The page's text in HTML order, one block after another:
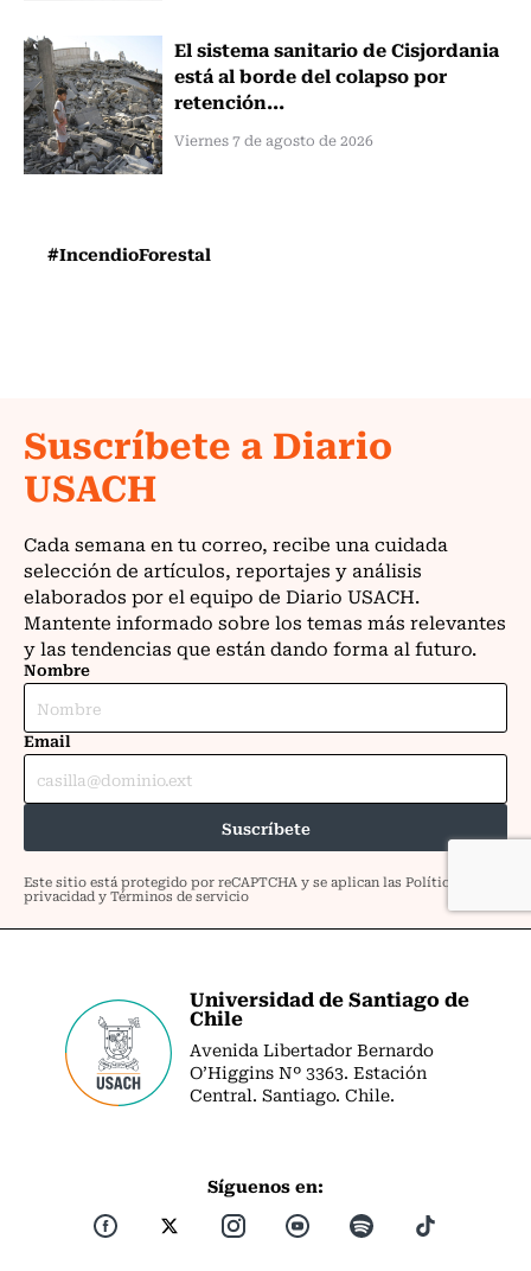
El sistema sanitario de Cisjordania
está al borde del colapso por
retención...
Viernes 7 de agosto de 2026
#IncendioForestal
Universidad de Santiago de
Chile
Avenida Libertador Bernardo
O’Higgins Nº 3363. Estación
Central. Santiago. Chile.
Síguenos en: